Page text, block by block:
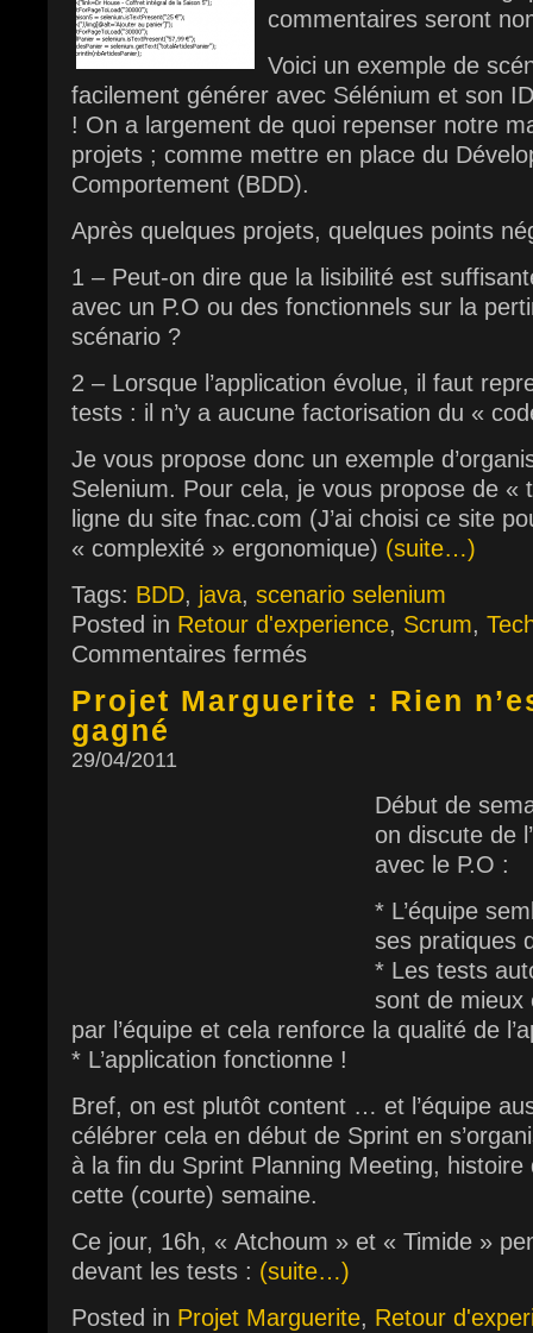
commentaires seront
Voici un exemple de
facilement générer avec Sélénium et son
! On a largement de quoi repenser notre
projets ; comme mettre en place du
Comportement (BDD).
Après quelques projets, quelques points
1 – Peut-on dire que la lisibilité est
avec un P.O ou des fonctionnels sur la
scénario ?
2 – Lorsque l’application évolue, il faut
tests : il n’y a aucune factorisation du «
Je vous propose donc un exemple
Selenium. Pour cela, je vous propose de «
ligne du site fnac.com (J’ai choisi ce site
« complexité » ergonomique) (suite…)
Tags: BDD, java, scenario selenium
Posted in Retour d'experience, Scrum,
Commentaires fermés
Projet Marguerite : Rien
gagné
29/04/2011
Début de
on discute de
avec le P.O :
* L’équipe
ses pratiques
* Les tests
sont de mieux
par l’équipe et cela renforce la qualité de
* L’application fonctionne !
Bref, on est plutôt content … et l’équipe
célébrer cela en début de Sprint en
à la fin du Sprint Planning Meeting,
cette (courte) semaine.
Ce jour, 16h, « Atchoum » et « Timide »
devant les tests : (suite…)
Posted in Projet Marguerite, Retour